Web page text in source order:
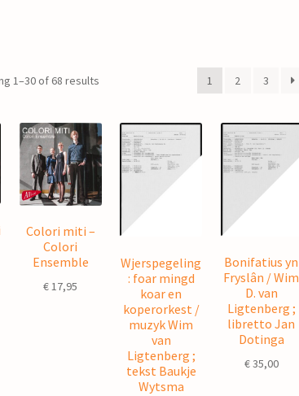
1–30 of 68 results 1 2 3
Colori miti –
Colori
Ensemble
€17,95
Wjerspegeling
: foar mingd
koar en
koperorkest /
muzyk Wim
van
Ligtenberg ;
tekst Baukje
Wytsma
Bonifatius yn
Fryslân / Wim
D. van
Ligtenberg ;
libretto Jan
Dotinga
€35,00